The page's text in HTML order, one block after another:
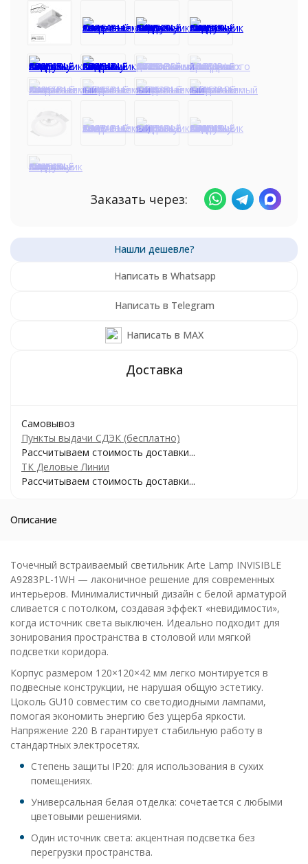
Заказать через:
Написать в Whatsapp
Написать в Telegram
Написать в MAX
Самовывоз
Пункты выдачи СДЭК (бесплатно)
Рассчитываем стоимость доставки...
ТК Деловые Линии
Рассчитываем стоимость доставки...
Описание
Точечный встраиваемый светильник Arte Lamp INVISIBLE
A9283PL-1WH — лаконичное решение для современных
интерьеров. Минималистичный дизайн с белой арматурой
сливается с потолком, создавая эффект «невидимости»,
когда источник света выключен. Идеально подходит для
зонирования пространства в столовой или мягкой
подсветки коридора.
Корпус размером 120×120×42 мм легко монтируется в
подвесные конструкции, не нарушая общую эстетику.
Цоколь GU10 совместим со светодиодными лампами,
помогая экономить энергию без ущерба яркости.
Напряжение 220 В гарантирует стабильную работу в
стандартных электросетях.
Степень защиты IP20: для использования в сухих
помещениях.
Универсальная белая отделка: сочетается с любыми
цветовыми решениями.
Один источник света: акцентная подсветка без
перегрузки пространства.